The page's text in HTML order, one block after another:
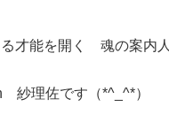
才能を開く 魂の案内人
紗理佐です（*^_^*）